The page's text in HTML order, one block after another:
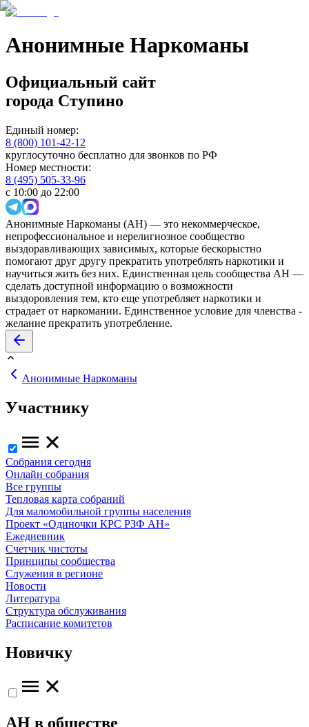
Анонимные Наркоманы
Официальный сайт
города Ступино
Единый номер:
8 (800) 101-42-12
круглосуточно бесплатно для звонков по РФ
Номер местности:
8 (495) 505-33-96
с 10:00 до 22:00
Анонимные Наркоманы (АН) — это некоммерческое,
непрофессиональное и нерелигиозное сообщество
выздоравливающих зависимых, которые бескорыстно
помогают друг другу прекратить употреблять наркотики и
научиться жить без них. Единственная цель сообщества АН —
сделать доступной информацию о возможности
выздоровления тем, кто еще употребляет наркотики и
страдает от наркомании. Единственное условие для членства -
желание прекратить употребление.
Анонимные Наркоманы
Участнику
Собрания сегодня
Онлайн собрания
Все группы
Тепловая карта собраний
Для маломобильной группы населения
Проект «Одиночки КРС РЗФ АН»
Ежедневник
Счетчик чистоты
Принципы сообщества
Служения в регионе
Новости
Литература
Структура обслуживания
Расписание комитетов
Новичку
АН в обществе